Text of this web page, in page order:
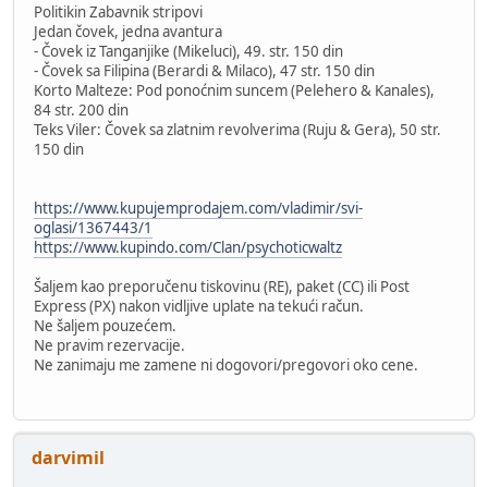
Politikin Zabavnik stripovi
Jedan čovek, jedna avantura
- Čovek iz Tanganjike (Mikeluci), 49. str. 150 din
- Čovek sa Filipina (Berardi & Milaco), 47 str. 150 din
Korto Malteze: Pod ponoćnim suncem (Pelehero & Kanales),
84 str. 200 din
Teks Viler: Čovek sa zlatnim revolverima (Ruju & Gera), 50 str.
150 din
https://www.kupujemprodajem.com/vladimir/svi-
oglasi/1367443/1
https://www.kupindo.com/Clan/psychoticwaltz
Šaljem kao preporučenu tiskovinu (RE), paket (CC) ili Post
Express (PX) nakon vidljive uplate na tekući račun.
Ne šaljem pouzećem.
Ne pravim rezervacije.
Ne zanimaju me zamene ni dogovori/pregovori oko cene.
darvimil